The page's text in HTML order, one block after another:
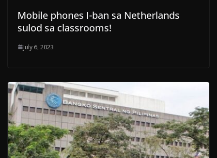
Mobile phones I-ban sa Netherlands
sulod sa classrooms!
July 6, 2023